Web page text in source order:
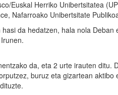
Euskal Herriko Unibertsitatea
Nafarroako Unibertsitate
da hedatzen, hala nola
da, eta 2 urte irauten
buruz eta gizartean